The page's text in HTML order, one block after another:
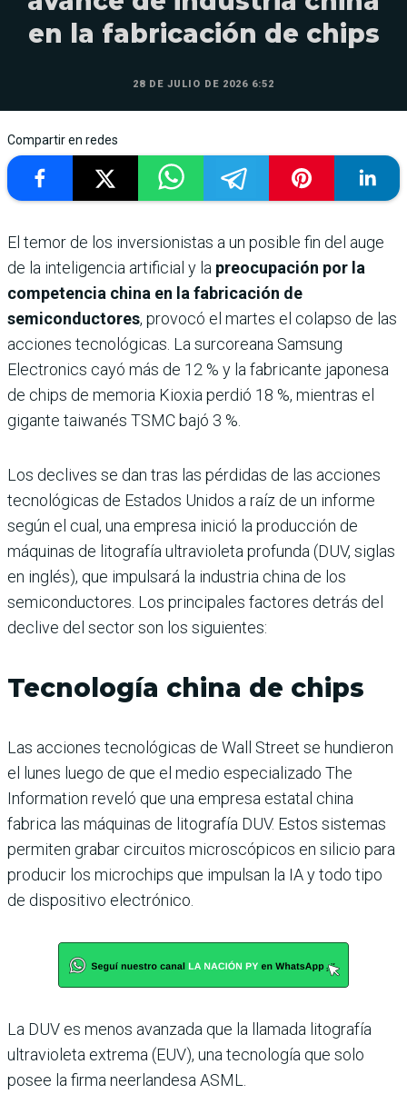
en la fabricación de chips
28 DE JULIO DE 2026 6:52
Compartir en redes
El temor de los inversionistas a un posible fin del auge
de la inteligencia artificial y la preocupación por la
competencia china en la fabricación de
semiconductores, provocó el martes el colapso de las
acciones tecnológicas. La surcoreana Samsung
Electronics cayó más de 12 % y la fabricante japonesa
de chips de memoria Kioxia perdió 18 %, mientras el
gigante taiwanés TSMC bajó 3 %.
Los declives se dan tras las pérdidas de las acciones
tecnológicas de Estados Unidos a raíz de un informe
según el cual, una empresa inició la producción de
máquinas de litografía ultravioleta profunda (DUV, siglas
en inglés), que impulsará la industria china de los
semiconductores. Los principales factores detrás del
declive del sector son los siguientes:
Tecnología china de chips
Las acciones tecnológicas de Wall Street se hundieron
el lunes luego de que el medio especializado The
Information reveló que una empresa estatal china
fabrica las máquinas de litografía DUV. Estos sistemas
permiten grabar circuitos microscópicos en silicio para
producir los microchips que impulsan la IA y todo tipo
de dispositivo electrónico.
La DUV es menos avanzada que la llamada litografía
ultravioleta extrema (EUV), una tecnología que solo
posee la firma neerlandesa ASML.